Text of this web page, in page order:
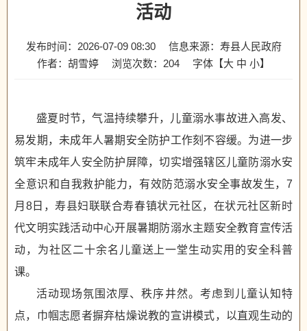
活动
发布时间：2026-07-09 08:30
信息来源：寿县人民政府
作者：胡雪婷
浏览次数： 204 字体【大 中 小】
盛夏时节，气温持续攀升，儿童溺水事故进入高发、
易发期，未成年人暑期安全防护工作刻不容缓。为进一步
筑牢未成年人安全防护屏障，切实增强辖区儿童防溺水安
全意识和自我救护能力，有效防范溺水安全事故发生，7
月8日，寿县妇联联合寿春镇状元社区，在状元社区新时
代文明实践活动中心开展暑期防溺水主题安全教育宣传活
动，为社区二十余名儿童送上一堂生动实用的安全科普
课。
活动现场氛围浓厚、秩序井然。考虑到儿童认知特
点，巾帼志愿者摒弃枯燥说教的宣讲模式，以直观生动的